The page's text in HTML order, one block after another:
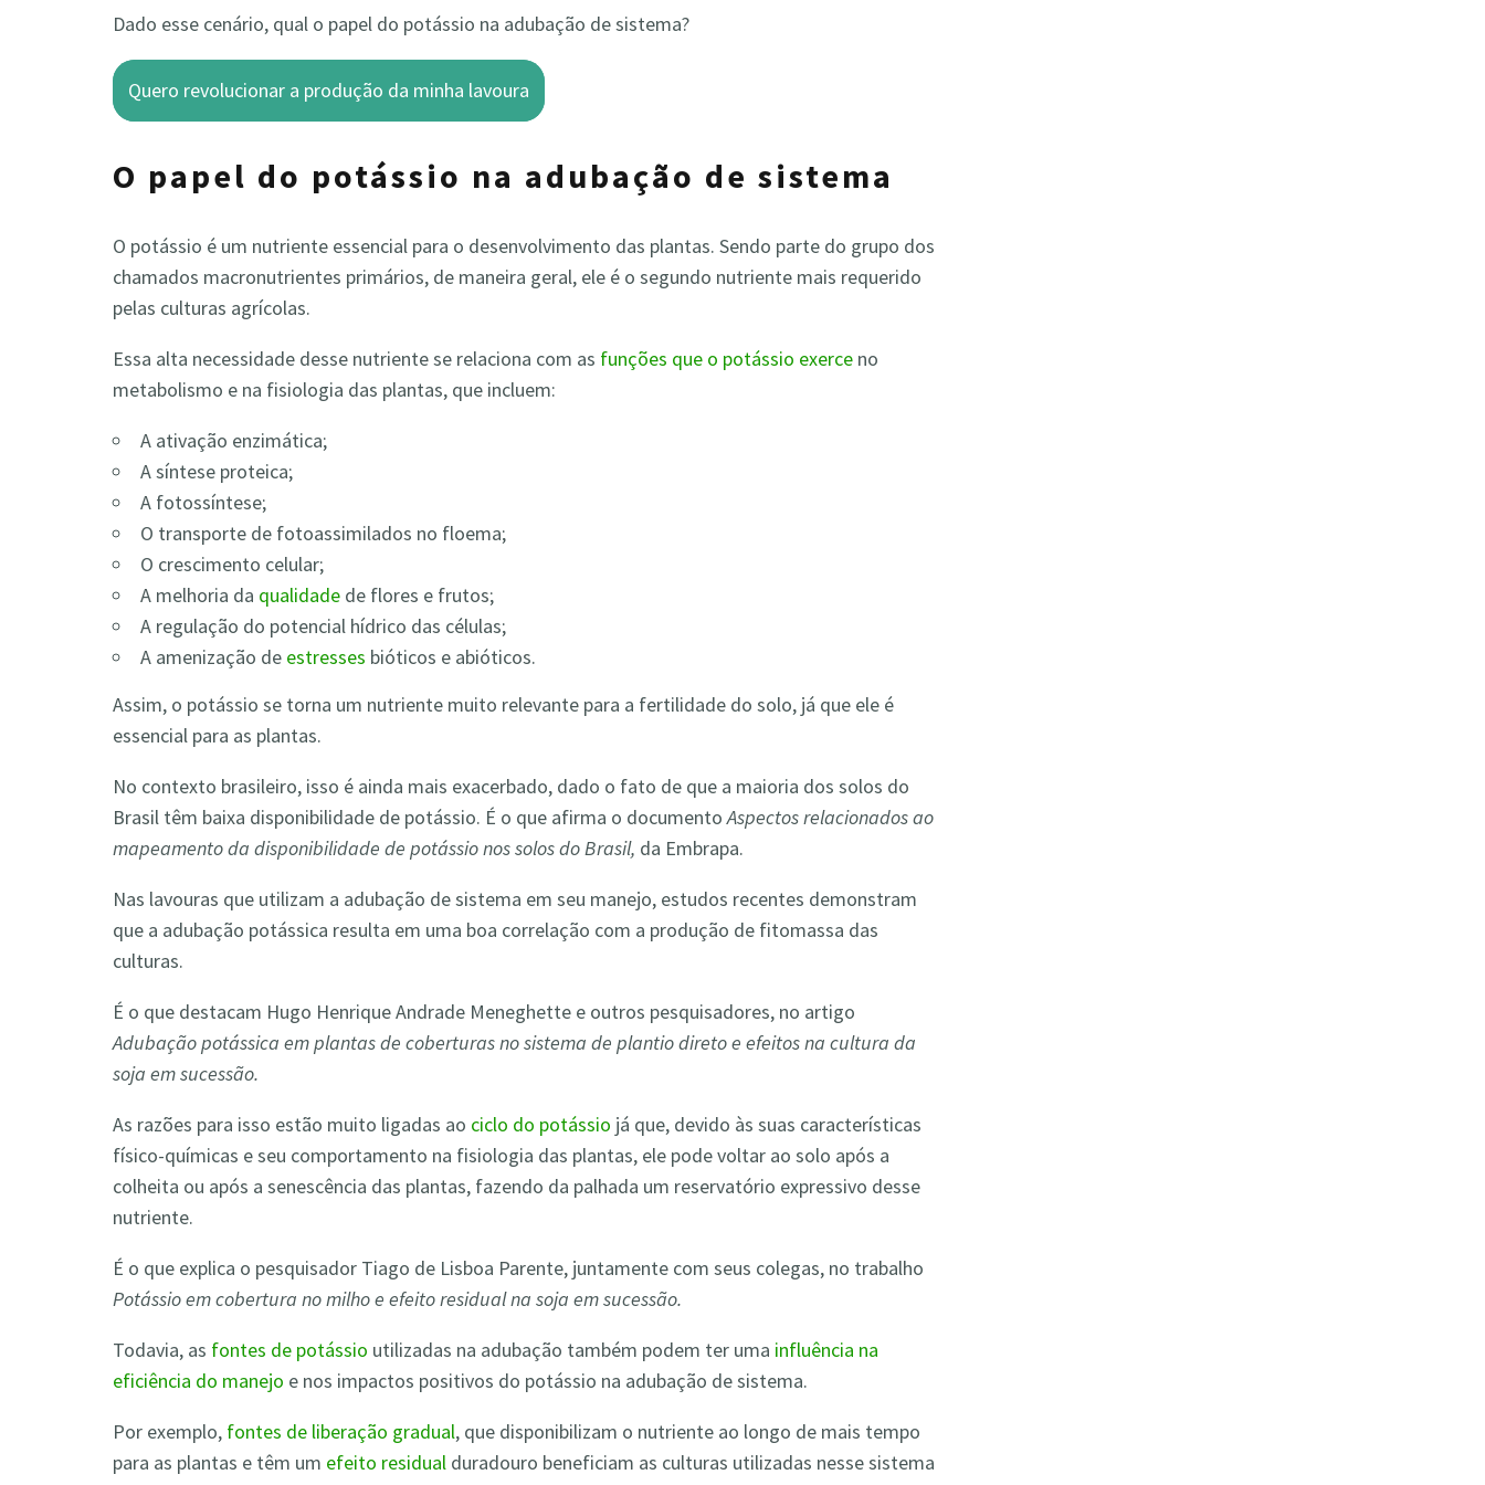
Dado esse cenário, qual o papel do potássio na adubação de sistema?
Quero revolucionar a produção da minha lavoura
O papel do potássio na adubação de sistema
O potássio é um nutriente essencial para o desenvolvimento das plantas. Sendo parte do grupo dos
chamados macronutrientes primários, de maneira geral, ele é o segundo nutriente mais requerido
pelas culturas agrícolas.
Essa alta necessidade desse nutriente se relaciona com as funções que o potássio exerce no
metabolismo e na fisiologia das plantas, que incluem:
A ativação enzimática;
A síntese proteica;
A fotossíntese;
O transporte de fotoassimilados no floema;
O crescimento celular;
A melhoria da qualidade de flores e frutos;
A regulação do potencial hídrico das células;
A amenização de estresses bióticos e abióticos.
Assim, o potássio se torna um nutriente muito relevante para a fertilidade do solo, já que ele é
essencial para as plantas.
No contexto brasileiro, isso é ainda mais exacerbado, dado o fato de que a maioria dos solos do
Brasil têm baixa disponibilidade de potássio. É o que afirma o documentoAspectos relacionados ao
mapeamento da disponibilidade de potássio nos solos do Brasil, da Embrapa.
Nas lavouras que utilizam a adubação de sistema em seu manejo, estudos recentes demonstram
que a adubação potássica resulta em uma boa correlação com a produção de fitomassa das
culturas.
É o que destacam Hugo Henrique Andrade Meneghette e outros pesquisadores, no artigo
Adubação potássica em plantas de coberturas no sistema de plantio direto e efeitos na cultura da
soja em sucessão.
As razões para isso estão muito ligadas ao ciclo do potássio já que, devido às suas características
físico-químicas e seu comportamento na fisiologia das plantas, ele pode voltar ao solo após a
colheita ou após a senescência das plantas, fazendo da palhada um reservatório expressivo desse
nutriente.
É o que explica o pesquisador Tiago de Lisboa Parente, juntamente com seus colegas, no trabalho
Potássio em cobertura no milho e efeito residual na soja em sucessão.
Todavia, as fontes de potássio utilizadas na adubação também podem ter uma influência na
eficiência do manejo e nos impactos positivos do potássio na adubação de sistema.
Por exemplo, fontes de liberação gradual, que disponibilizam o nutriente ao longo de mais tempo
para as plantas e têm um efeito residual duradouro beneficiam as culturas utilizadas nesse sistema